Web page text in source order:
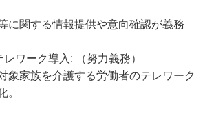
に関する情報提供や意向確認が義務
ワーク導入: （努力義務）
象家族を介護する労働者のテレワーク
。